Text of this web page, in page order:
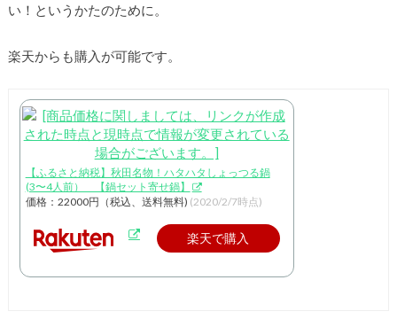
い！というかたのために。
楽天からも購入が可能です。
【ふるさと納税】秋田名物！ハタハタしょっつる鍋
(3〜4人前） 【鍋セット寄せ鍋】
価格：22000円（税込、送料無料) (2020/2/7時点)
楽天で購入